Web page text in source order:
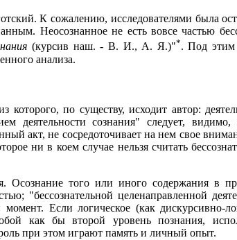
К сожалению, исследователями была
Неосознанное не есть вовсе частью
(курсив наш. - В. И., А. Я.)"*. Под
анализа.
по существу, исходит автор:
деятельности сознания" следует,
акт, не сосредоточивает на нем свое
ни в коем случае нельзя считать
Осознание того или иного содержания в
"бессознательной целенаправленной
Если логическое (как дискурсивно-
как бы второй уровень познания,
при этом играют память и личный опыт.